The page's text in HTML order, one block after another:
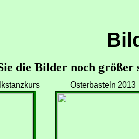
die Bilder noch
Osterbasteln 2013